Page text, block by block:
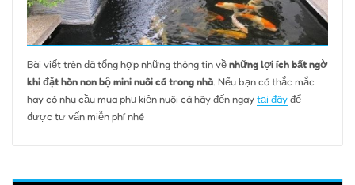
Bài viết trên đã tổng hợp những thông tin vềnhững lợi ích bất ngờ
khi đặt hòn non bộ mini nuôi cá trong nhà. Nếu bạn có thắc mắc
hay có nhu cầu mua phụ kiện nuôi cá hãy đến ngaytại đâyđể
được tư vấn miễn phí nhé